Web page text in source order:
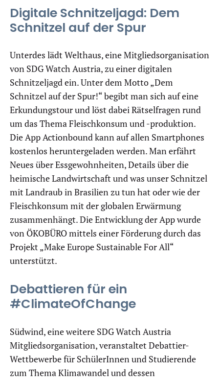
Digitale Schnitzeljagd: Dem
Schnitzel auf der Spur
Unterdes lädt Welthaus, eine Mitgliedsorganisation
von SDG Watch Austria, zu einer digitalen
Schnitzeljagd ein. Unter dem Motto „Dem
Schnitzel auf der Spur!“ begibt man sich auf eine
Erkundungstour und löst dabei Rätselfragen rund
um das Thema Fleischkonsum und -produktion.
Die App Actionbound kann auf allen Smartphones
kostenlos heruntergeladen werden. Man erfährt
Neues über Essgewohnheiten, Details über die
heimische Landwirtschaft und was unser Schnitzel
mit Landraub in Brasilien zu tun hat oder wie der
Fleischkonsum mit der globalen Erwärmung
zusammenhängt. Die Entwicklung der App wurde
von ÖKOBÜRO mittels einer Förderung durch das
Projekt „Make Europe Sustainable For All“
unterstützt.
Debattieren für ein
#ClimateOfChange
Südwind, eine weitere SDG Watch Austria
Mitgliedsorganisation, veranstaltet Debattier-
Wettbewerbe für SchülerInnen und Studierende
zum Thema Klimawandel und dessen